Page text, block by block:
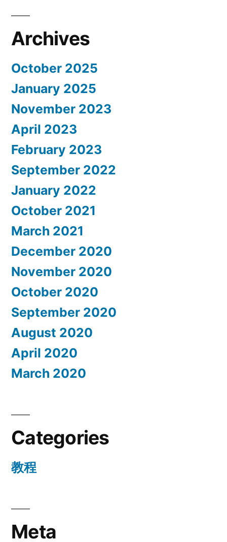
Archives
October 2025
January 2025
November 2023
April 2023
February 2023
September 2022
January 2022
October 2021
March 2021
December 2020
November 2020
October 2020
September 2020
August 2020
April 2020
March 2020
Categories
教程
Meta